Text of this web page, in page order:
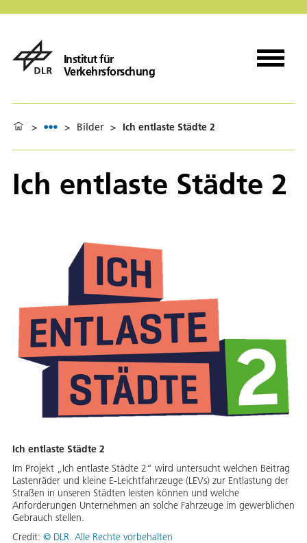
Institut für
Verkehrsforschung
> > Bilder > Ich entlaste Städte 2
Ich entlaste Städte 2
Ich entlaste Städte 2
Im Projekt „Ich entlaste Städte 2“ wird untersucht welchen Beitrag
Lastenräder und kleine E-Leichtfahrzeuge (LEVs) zur Entlastung der
Straßen in unseren Städten leisten können und welche
Anforderungen Unternehmen an solche Fahrzeuge im gewerblichen
Gebrauch stellen.
Credit: © DLR. Alle Rechte vorbehalten